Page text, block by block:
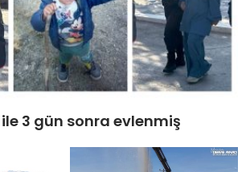
3 gün sonra evlenmiş